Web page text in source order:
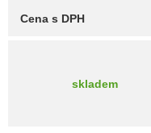
Cena s DPH
skladem